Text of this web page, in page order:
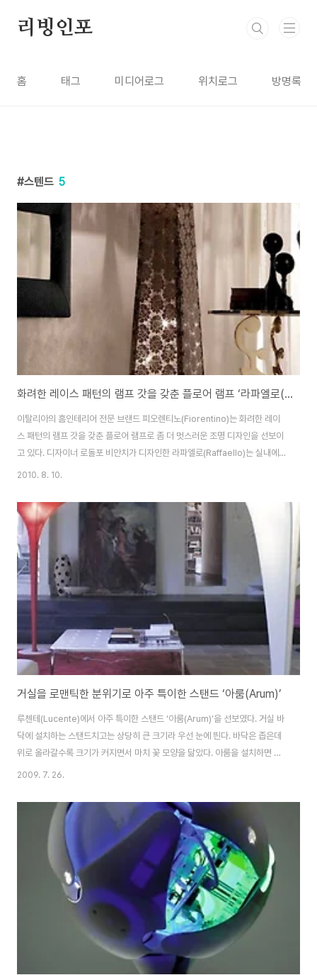
리빙인포
홈 태그 미디어로그 위치로그 방명록
스텐드 5
화려한 레이스 패턴의 램프 갓을 갖춘 플로어 램프 ‘라파엘로(Raffaello)’
이탈리아의 홈인테리어 전문 브랜드 피오렌티노(Fiorentino)는 화려한 레이
스 패턴의 램프 갓을 갖춘 플로어 램프로 좀 더 멋스러운 조명 디자인을 선보이
고 있다. 디자이너 로돌포 비안치가 디자인한 라파엘로(Raffaello)는 실내에
세련됨을 더해줄 수 있는 거실용 스탠드이다. 라파엘로는 금속의 토템폴 프레
이 새어나가면서 실내를 비춘다. 라파엘로 플로어 램프의 크기는 높이
190cm, 가로 50cm, 세로 60cm로 우아한 거실, 로맨틱한 침실, 학구적인
분위기가 물씬 풍기는 도서관 등에 배치하면 훌륭한 실내 소품으로 빛을 발할
수 있는 제품이다. 출처: http://www.fiorentinohome.it/eng/dettag..
2010. 8. 10.
거실을 로맨틱한 분위기로 아주 특이한 스탠드 ‘아룸(Arum)’
루첸테(Lucente)에서 아주 특이한 스탠드 ‘아룸(Arum)’을 선보였다. 거실 바
닥에 설치하는 스탠드치고는 상당히 큰 크기라 우선 눈에 띈다. 바닥은 좁은데
위로 올라갈수록 크기가 커지면서 마치 꽃 모양을 닮았다. 아룸을 설치하면 거
실을 로맨틱한 분위기로 바꿀 수 있을 것이다. 디자이너 샌드로 샌탠토니오
2009)에서 가장 흥미로운 스탠드 중 하나로 주목받았다. 보는 각도에 따라 아
주 다른 느낌이 들기 때문에 스탠드를 빙 둘러보며 감상하는 것도 색다른 경험
이 될 것이다. 프레임은 흰색 페인트칠을 한 금속으로 제작했고, 전등갓은 세탁
할 수 있는 섬유로 만들었다. 색상은 빨간색과 아이보리 색으로 나왔다. 출처
2009. 7. 26.